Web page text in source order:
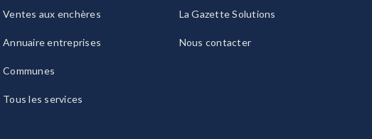
Ventes aux enchères
Annuaire entreprises
Communes
Tous les services
La Gazette Solutions
Nous contacter